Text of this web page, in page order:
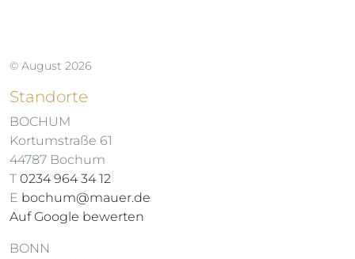
© August 2026
Standorte
BOCHUM
Kortumstraße 61
44787 Bochum
T 0234 964 34 12
E bochum@mauer.de
Auf Google bewerten
BONN